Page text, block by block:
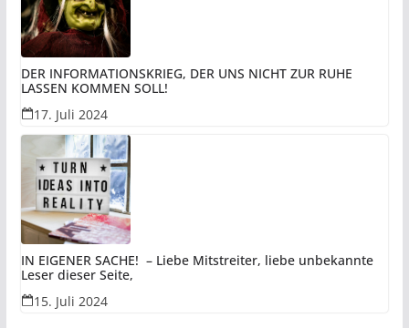
DER INFORMATIONSKRIEG, DER UNS NICHT ZUR RUHE
LASSEN KOMMEN SOLL!
17. Juli 2024
IN EIGENER SACHE! – Liebe Mitstreiter, liebe unbekannte
Leser dieser Seite,
15. Juli 2024